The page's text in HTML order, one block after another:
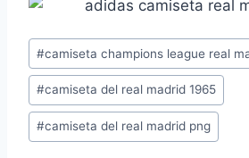
Etiquetas
de
la
entrada:
#camiseta champions league real
#camiseta del real madrid 1965
#camiseta del real madrid png